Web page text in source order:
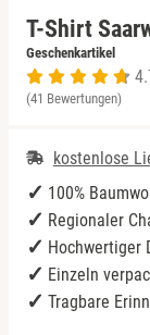
T-Shirt
Geschenkartikel
(41 Bewertungen)
kostenlose
100%
Regionaler
Hochwertiger
Einzeln
Tragbare
Niedersachsen
NRW
Rheinland-Pfalz
Saarland
Sachsen
Harz
Mecklenburgische
Niederrhein
Nordsee
Ostfriesland
Bad Kohlgrub
Bad Königshofen
Bad Rappenau
Bad Rodach
Baden-Baden